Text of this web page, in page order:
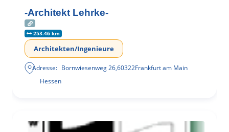
-Architekt Lehrke-
253.46 km
Architekten/Ingenieure
Adresse: Bornwiesenweg 26,60322Frankfurt am Main
Hessen